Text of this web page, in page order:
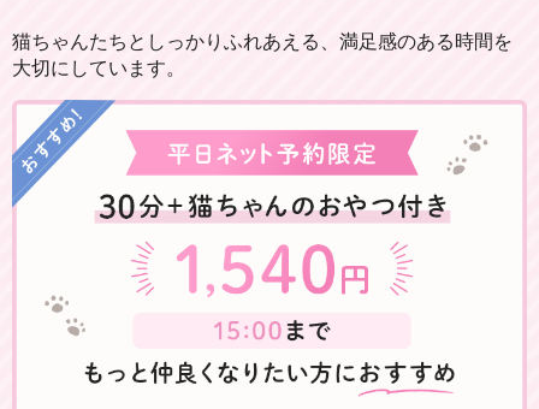
猫ちゃんたちとしっかりふれあえる、満足感のある時間を
大切にしています。